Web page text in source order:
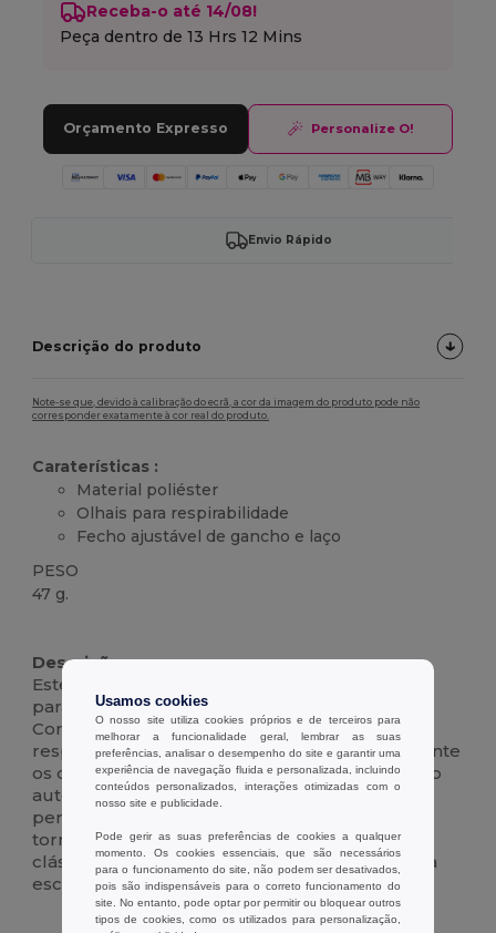
Receba-o até 14/08!
Peça dentro de13 Hrs 12 Mins
Orçamento Expresso Personalize O!
Envio Rápido
Descrição do produto
Note-se que, devido à calibração do ecrã, a cor da imagem do produto pode não
corresponder exatamente à cor real do produto.
Caraterísticas :
Material poliéster
Olhais para respirabilidade
Fecho ajustável de gancho e laço
PESO
47 g.
Descrição :
Este boné de poliéster é o seu acessório ideal
para um dia casual ou um estilo de vida ativo.
Concebido com convenientes ilhós para
respirabilidade, garante conforto mesmo durante
os dias mais quentes. O fecho de gancho e laço
autoadesivo ajustável proporciona um ajuste
perfeito para todos os tamanhos de cabeça,
tornando-o versátil e fácil de usar. A sua forma
clássica e construção robusta fazem dele uma
escolha fiável para qualquer ocasião.
Usamos cookies
O nosso site utiliza cookies próprios e de terceiros para
melhorar a funcionalidade geral, lembrar as suas
preferências, analisar o desempenho do site e garantir uma
experiência de navegação fluida e personalizada, incluindo
conteúdos personalizados, interações otimizadas com o
nosso site e publicidade.
Pode gerir as suas preferências de cookies a qualquer
momento. Os cookies essenciais, que são necessários
para o funcionamento do site, não podem ser desativados,
pois são indispensáveis para o correto funcionamento do
site. No entanto, pode optar por permitir ou bloquear outros
tipos de cookies, como os utilizados para personalização,